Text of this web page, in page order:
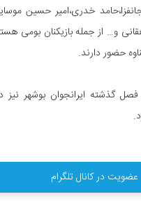
خدری،امیر حسین
و… از جمله بازیکنان بومی
حضور دارند.
فصل گذشته ایرانجوان بوشهر نیز
عضویت در کانال تلگرام